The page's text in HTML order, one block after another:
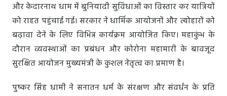
और केदारनाथ धाम में बुनियादी सुविधाओं का विस्तार कर यात्रियों
को राहत पहुंचाई गई। सरकार ने धार्मिक आयोजनों और त्योहारों को
बढ़ावा देने के लिए विभिन्न कार्यक्रम आयोजित किए। महाकुंभ के
दौरान व्यवस्थाओं का प्रबंधन और कोरोना महामारी के बावजूद
सुरक्षित आयोजन मुख्यमंत्री के कुशल नेतृत्व का प्रमाण है।
पुष्कर सिंह धामी ने सनातन धर्म के संरक्षण और संवर्धन के प्रति